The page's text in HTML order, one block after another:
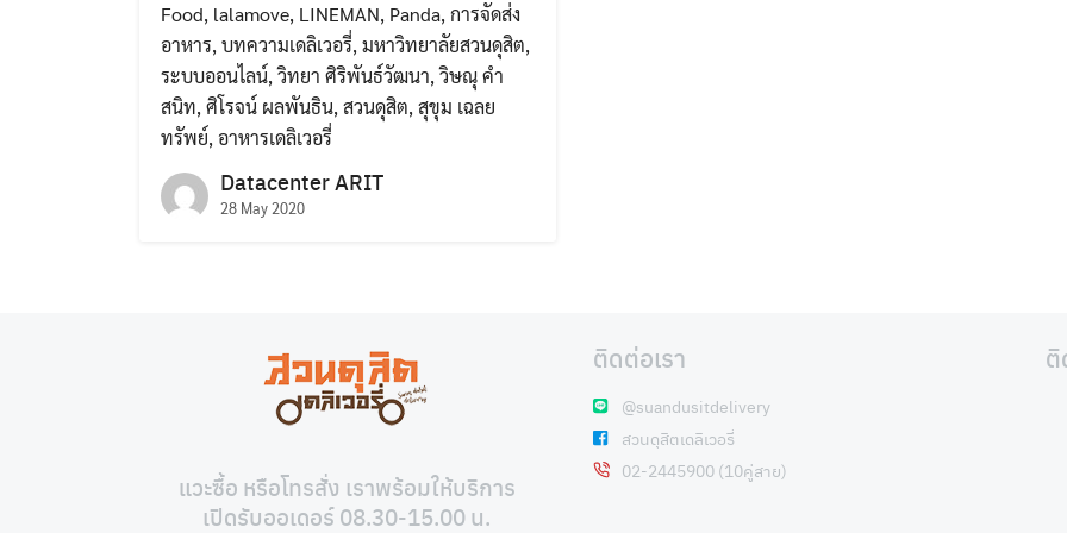
Food, lalamove, LINEMAN, Panda, การจัดส่ง
อาหาร, บทความเดลิเวอรี่, มหาวิทยาลัยสวนดุสิต,
ระบบออนไลน์,วิทยา ศิริพันธ์วัฒนา,วิษณุ คำ
สนิท, ศิโรจน์ ผลพันธิน, สวนดุสิต, สุขุม เฉลย
ทรัพย์, อาหารเดลิเวอรี่
Datacenter ARIT
28 May 2020
แวะซื้อ หรือโทรสั่ง เราพร้อมให้บริการ
เปิดรับออเดอร์ 08.30-15.00 น.
ติดต่อเรา
@suandusitdelivery
สวนดุสิตเดลิเวอรี่
02-2445900 (10คู่สาย)
ติ